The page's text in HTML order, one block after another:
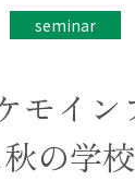
seminar
モイン
の学校